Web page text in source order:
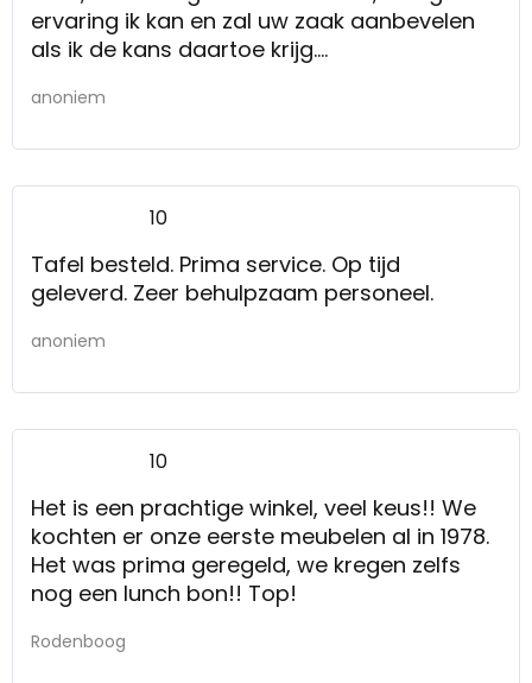
ervaring ik kan en zal uw zaak aanbevelen
als ik de kans daartoe krijg.
ruime voorraad verschillende items zeer
anoniem
10
Tafel besteld. Prima service. Op tijd
geleverd. Zeer behulpzaam personeel.
anoniem
10
Het is een prachtige winkel, veel keus!! We
kochten er onze eerste meubelen al in 1978.
Het was prima geregeld, we kregen zelfs
nog een lunch bon!! Top!
Rodenboog